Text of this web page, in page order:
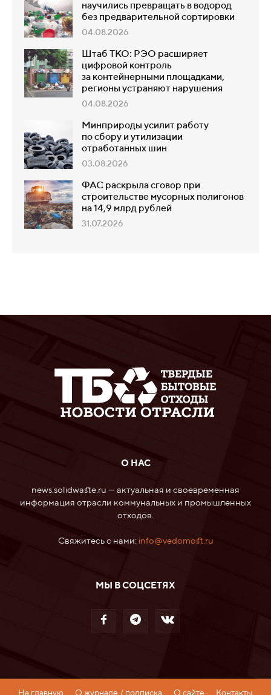
научились превращать в водород
без предварительной сортировки
04.08.2026
Штаб ТКО: РЭО расширяет
цифровой контроль
за контейнерными площадками,
регионы устраняют нарушения
04.08.2026
Минприроды усилит работу
по сбору и утилизации
отработанных шин
03.08.2026
ФАС раскрыла сговор при
строительстве мусорных полигонов
на 14,9 млрд рублей
31.07.2026
О НАС
news.solidwaste.ru — актуальная и своевременная
информация отрасли коммунальных и промышленных
отходов.
Свяжитесь с нами: info@vedomost.ru
МЫ В СОЦСЕТЯХ
На главную О журнале / подписка О сайте Контакты